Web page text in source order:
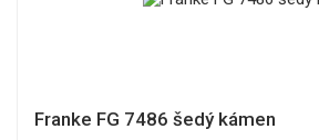
Franke FG 7486 šedý kámen